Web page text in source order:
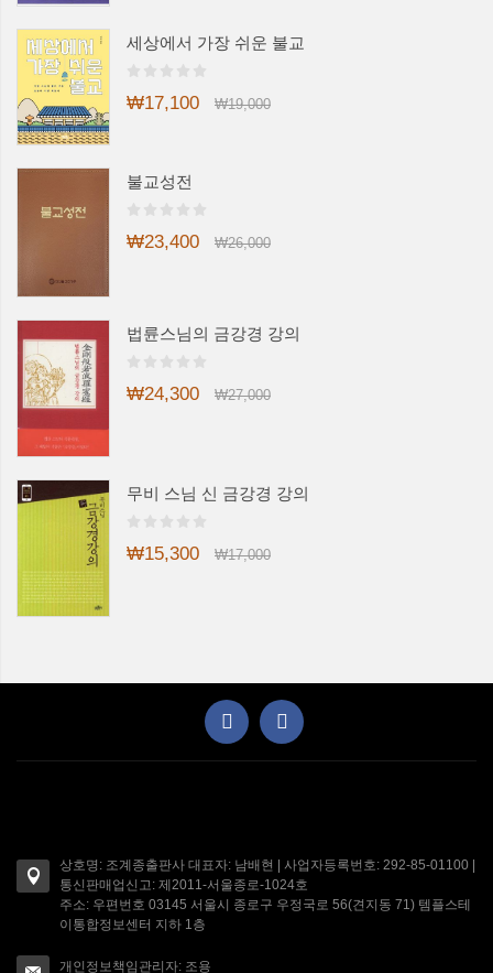
세상에서 가장 쉬운 불교
₩17,100 ₩19,000
불교성전
₩23,400 ₩26,000
법륜스님의 금강경 강의
₩24,300 ₩27,000
무비 스님 신 금강경 강의
₩15,300 ₩17,000
상호명: 조계종출판사 대표자: 남배현 | 사업자등록번호: 292-85-01100 |
통신판매업신고: 제2011-서울종로-1024호
주소: 우편번호 03145 서울시 종로구 우정국로 56(견지동 71) 템플스테
이통합정보센터 지하 1층
개인정보책임관리자: 조용